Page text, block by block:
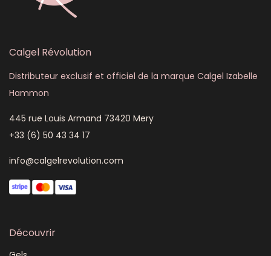
Calgel Révolution
Distributeur exclusif et officiel de la marque Calgel Izabelle
Hammon
445 rue Louis Armand 73420 Mery
+33 (6) 50 43 34 17
info@calgelrevolution.com
Découvrir